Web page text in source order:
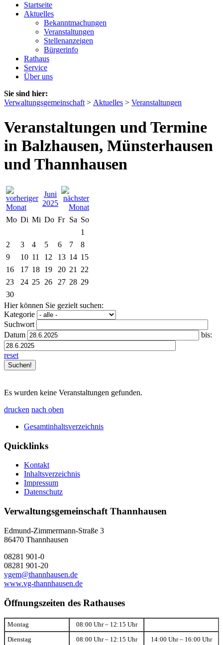
Startseite
Aktuelles
Bekanntmachungen
Veranstaltungen
Stellenanzeigen
Bürgerinfo
Rathaus
Service
Über uns
Sie sind hier:
Verwaltungsgemeinschaft > Aktuelles > Veranstaltungen
Veranstaltungen und Termine
in Balzhausen, Münsterhausen
und Thannhausen
Juni
2025
Mo Di Mi Do Fr Sa So
1
2
3 4 5 6 7
8
9
10 11 12 13 14 15
16
17 18 19 20 21
22
23
24 25 26 27 28 29
30
Hier können Sie gezielt suchen:
Kategorie
Suchwort
Datum
bis:
reset
Es wurden keine Veranstaltungen gefunden.
drucken nach oben
Gesamtinhaltsverzeichnis
Quicklinks
Kontakt
Inhaltsverzeichnis
Impressum
Datenschutz
Verwaltungsgemeinschaft Thannhausen
Edmund-Zimmermann-Straße 3
86470 Thannhausen
08281 901-0
08281 901-20
vgem@thannhausen.de
www.vg-thannhausen.de
Öffnungszeiten des Rathauses
Montag 08:00 Uhr – 12:15 Uhr
Dienstag 08:00 Uhr – 12:15 Uhr 14:00 Uhr – 16:00 Uhr